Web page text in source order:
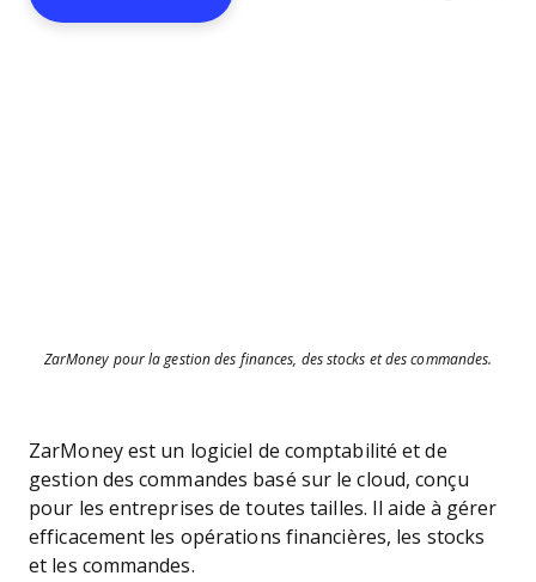
ZarMoney pour la gestion des finances, des stocks et des commandes.
ZarMoney est un logiciel de comptabilité et de
gestion des commandes basé sur le cloud, conçu
pour les entreprises de toutes tailles. Il aide à gérer
efficacement les opérations financières, les stocks
et les commandes.